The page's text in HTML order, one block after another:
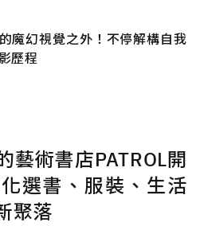
魔幻視覺之外！不停解構自我
歷程
藝術書店PATROL開
選書、服裝、生活
聚落